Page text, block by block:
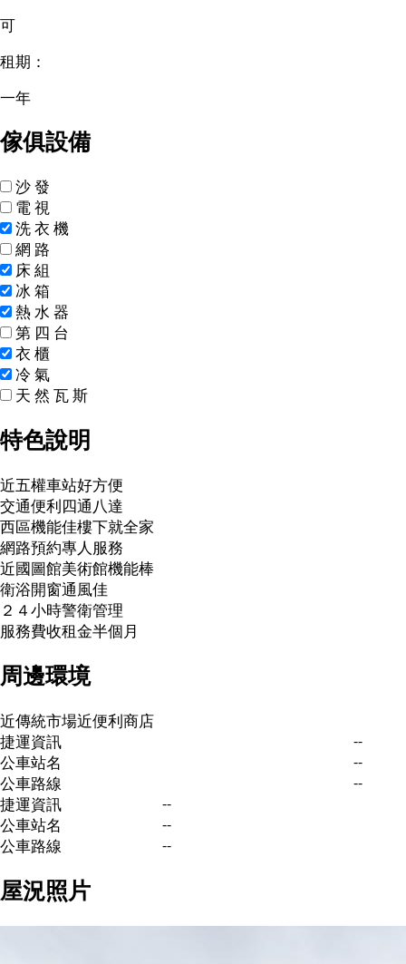
可
租期：
一年
傢俱設備
沙 發
電 視
洗 衣 機
網 路
床 組
冰 箱
熱 水 器
第 四 台
衣 櫃
冷 氣
天 然 瓦 斯
特色說明
近五權車站好方便
交通便利四通八達
西區機能佳樓下就全家
網路預約專人服務
近國圖館美術館機能棒
衛浴開窗通風佳
２４小時警衛管理
服務費收租金半個月
周邊環境
近傳統市場近便利商店
捷運資訊
--
公車站名
--
公車路線
--
捷運資訊
--
公車站名
--
公車路線
--
屋況照片